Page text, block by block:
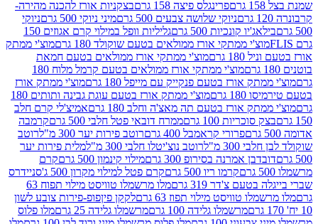
פרינגלס פיצה 158 גרם
בצקניות אורז להכנה מהירה-
ניוקי שלושה צבעים 500 גרם
מיני ניוקי 500 גרם
ניוקי
קונכיות 500 גרם
גליליות וופל במילוי קרם אגוזים 150
ממתקי אורז ממולאים בטעם שוקולד 180 גרם
מוצ'י ממתק
גרם
מוצ'י ממתקי אורז ממולאים בטעם חמאת
מוצ'י ממתקי אורז ממולאים בטעם קרמל מלוח 180
אורז בטעם פנקייק עם מייפל 180 גרם
מוצ'י ממתק אורז
גרם
מוצ'י ממתק אורז בטעם עוגת גבינה ותותים 180
אורז בטעם תה מאצ'ה וחלב 180 גרם
אמיצ'לי קרם חלב
סוכריות 100 גרם
ממרח דובאי פטל חלבי 500 גרם
קרמבה
פרורי קראמבל 400 גרם
רוטב פירות יער 300 מ"ל
רוטב
300 מ"ל
רוטב נוצ'יטלו חלבי 300 מ"ל
מלית פירות יער
אמרנה בסירופ 300 גרם
מילוי קינמון 500 גרם
קרם
קרמו ריו 500 גרם
קרם פטל למילוי מקרון 500 ג'
סניידרס
צ'דר 319 גרם
מלו מרשמלו טוויסט מילוי תפוח 63
טוויסט מילוי תפוז 63 גרם
לקקן פיןפופ-פירות צובע לשון
מרשמלו גלידה 100 גרם
מרשמלו גלידה 25 גרם
מלו פלוס